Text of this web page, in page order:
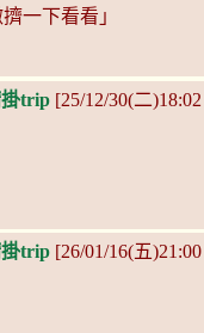
一下看看」
trip [25/12/30(二
trip [26/01/16(五